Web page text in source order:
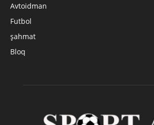
Avtoidman
Futbol
şahmat
Bloq